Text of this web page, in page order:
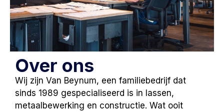
Over ons
Wij zijn Van Beynum, een familiebedrijf dat
sinds 1989 gespecialiseerd is in lassen,
metaalbewerking en constructie. Wat ooit